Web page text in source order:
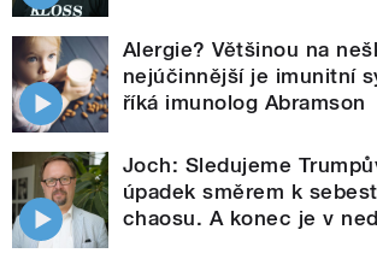
Alergie? Většinou na
nejúčinnější je imunitní
říká imunolog Abramson
Joch: Sledujeme
úpadek směrem k
chaosu. A konec je v